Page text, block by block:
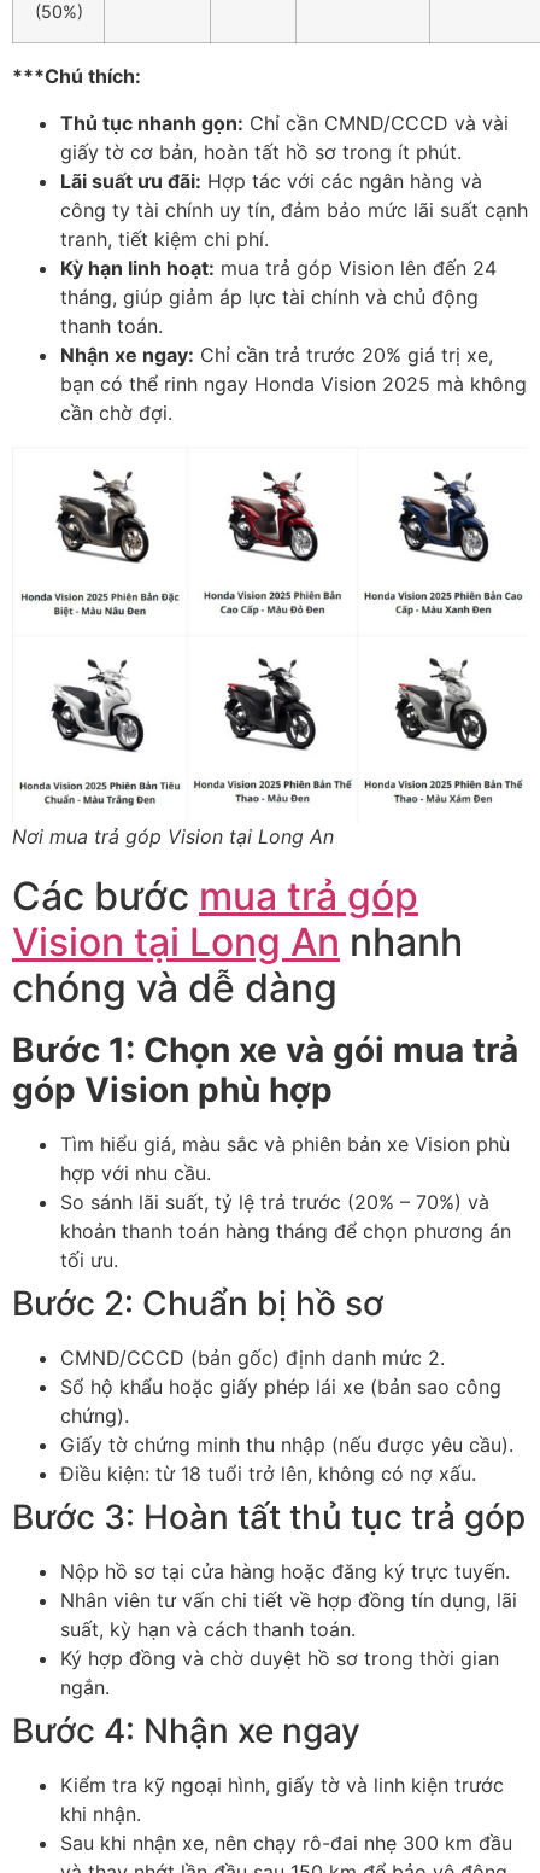
(50%)
***Chú thích:
Thủ tục nhanh gọn: Chỉ cần CMND/CCCD và vài
giấy tờ cơ bản, hoàn tất hồ sơ trong ít phút.
Lãi suất ưu đãi: Hợp tác với các ngân hàng và
công ty tài chính uy tín, đảm bảo mức lãi suất cạnh
tranh, tiết kiệm chi phí.
Kỳ hạn linh hoạt: mua trả góp Vision lên đến 24
tháng, giúp giảm áp lực tài chính và chủ động
thanh toán.
Nhận xe ngay: Chỉ cần trả trước 20% giá trị xe,
bạn có thể rinh ngay Honda Vision 2025 mà không
cần chờ đợi.
Nơi mua trả góp Vision tại Long An
Các bước mua trả góp
Vision tại Long An nhanh
chóng và dễ dàng
Bước 1: Chọn xe và gói mua trả
góp Vision phù hợp
Tìm hiểu giá, màu sắc và phiên bản xe Vision phù
hợp với nhu cầu.
So sánh lãi suất, tỷ lệ trả trước (20% – 70%) và
khoản thanh toán hàng tháng để chọn phương án
tối ưu.
Bước 2: Chuẩn bị hồ sơ
CMND/CCCD (bản gốc) định danh mức 2.
Sổ hộ khẩu hoặc giấy phép lái xe (bản sao công
chứng).
Giấy tờ chứng minh thu nhập (nếu được yêu cầu).
Điều kiện: từ 18 tuổi trở lên, không có nợ xấu.
Bước 3: Hoàn tất thủ tục trả góp
Nộp hồ sơ tại cửa hàng hoặc đăng ký trực tuyến.
Nhân viên tư vấn chi tiết về hợp đồng tín dụng, lãi
suất, kỳ hạn và cách thanh toán.
Ký hợp đồng và chờ duyệt hồ sơ trong thời gian
ngắn.
Bước 4: Nhận xe ngay
Kiểm tra kỹ ngoại hình, giấy tờ và linh kiện trước
khi nhận.
Sau khi nhận xe, nên chạy rô-đai nhẹ 300 km đầu